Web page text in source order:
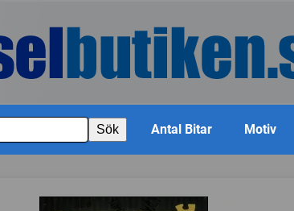
Sök Antal Bitar Motiv